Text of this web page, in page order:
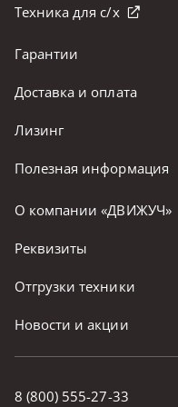
8 (800) 555-27-33
Техника для с/х
Гарантии
Доставка и оплата
Лизинг
Полезная информация
О компании «ДВИЖУЧ»
Реквизиты
Отгрузки техники
Новости и акции